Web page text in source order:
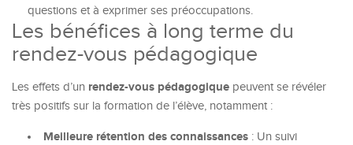
questions et à exprimer ses préoccupations.
Les bénéfices à long terme du
rendez-vous pédagogique
Les effets d’un rendez-vous pédagogique peuvent se révéler
très positifs sur la formation de l’élève, notamment :
Meilleure rétention des connaissances : Un suivi